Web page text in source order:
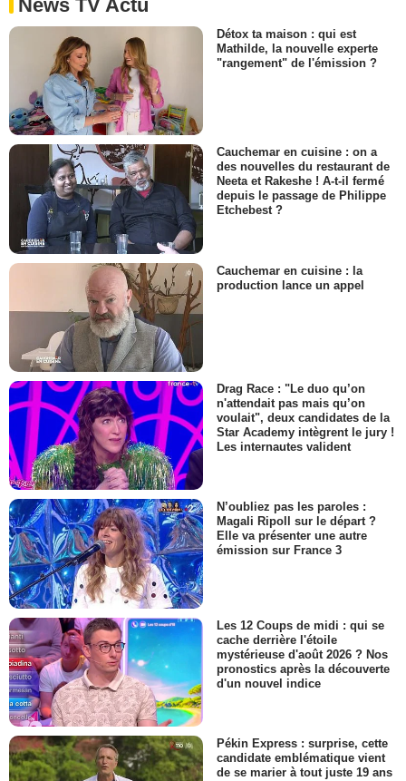
News TV Actu
Détox ta maison : qui est
Mathilde, la nouvelle experte
"rangement" de l'émission ?
Cauchemar en cuisine : on a
des nouvelles du restaurant de
Neeta et Rakeshe ! A-t-il fermé
depuis le passage de Philippe
Etchebest ?
Cauchemar en cuisine : la
production lance un appel
Drag Race : "Le duo qu’on
n'attendait pas mais qu’on
voulait", deux candidates de la
Star Academy intègrent le jury !
Les internautes valident
N’oubliez pas les paroles :
Magali Ripoll sur le départ ?
Elle va présenter une autre
émission sur France 3
Les 12 Coups de midi : qui se
cache derrière l'étoile
mystérieuse d'août 2026 ? Nos
pronostics après la découverte
d'un nouvel indice
Pékin Express : surprise, cette
candidate emblématique vient
de se marier à tout juste 19 ans